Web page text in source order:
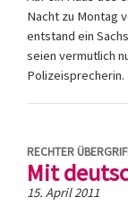
Nacht zu Montag
entstand ein
seien vermutlich
Polizeisprecherin.
RECHTER
Mit
15. April 2011